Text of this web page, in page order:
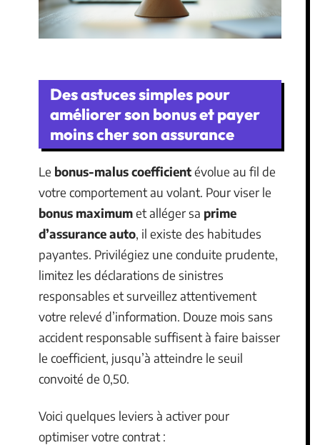
Des astuces simples pour
améliorer son bonus et payer
moins cher son assurance
Le bonus-malus coefficientévolue au fil de
votre comportement au volant. Pour viser le
bonus maximumet alléger sa prime
d’assurance auto, il existe des habitudes
payantes. Privilégiez une conduite prudente,
limitez les déclarations de sinistres
responsables et surveillez attentivement
votre relevé d’information. Douze mois sans
accident responsable suffisent à faire baisser
le coefficient, jusqu’à atteindre le seuil
convoité de 0,50.
Voici quelques leviers à activer pour
optimiser votre contrat :